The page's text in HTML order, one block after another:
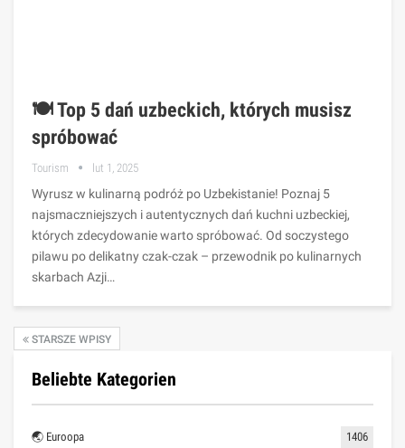
🍽️ Top 5 dań uzbeckich, których musisz
spróbować
Tourism lut 1, 2025
Wyrusz w kulinarną podróż po Uzbekistanie! Poznaj 5
najsmaczniejszych i autentycznych dań kuchni uzbeckiej,
których zdecydowanie warto spróbować. Od soczystego
pilawu po delikatny czak-czak – przewodnik po kulinarnych
skarbach Azji…
STARSZE WPISY
Beliebte Kategorien
🌏 Euroopa 1406